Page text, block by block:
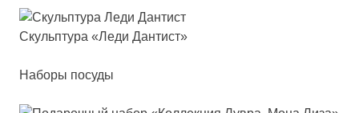
Скуль­пту­ра «Леди Дан­тист»
Наборы посуды